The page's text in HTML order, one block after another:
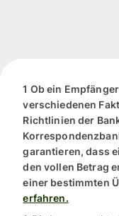
1 Ob ein
verschiedenen
Richtlinien der
garantieren, dass
den vollen Betrag
einer bestimmten
erfahren.